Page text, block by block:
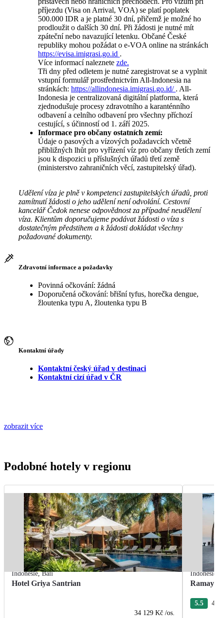
příjezdu (Visa on Arrival, VOA) se platí poplatek
500.000 IDR a je platné 30 dní, přičemž je možné ho
prodloužit o dalších 30 dní. Při žádosti je nutné mít
zpáteční nebo navazující letenku. Občané České
republiky mohou požádat o e-VOA online na stránkách
https://evisa.imigrasi.go.id .
Více informací naleznete zde.
Tři dny před odletem je nutné zaregistrovat se a vyplnit
vstupní formulář prostřednictvím All-Indonesia na
stránkách: https://allindonesia.imigrasi.go.id/ . All-
Indonesia je centralizovaná digitální platforma, která
zjednodušuje procesy zdravotního a karanténního
odbavení a celního odbavení pro všechny příchozí
cestující, s účinností od 1. září 2025.
Informace pro občany ostatních zemí:
Údaje o pasových a vízových požadavcích včetně
přibližných lhůt pro vyřízení víz pro občany třetích zemí
jsou k dispozici u příslušných úřadů třetí země
(ministerstvo zahraničních věcí, zastupitelský úřad).
Udělení víza je plně v kompetenci zastupitelských úřadů, proti
zamítnutí žádosti o jeho udělení není odvolání. Cestovní
kancelář Čedok nenese odpovědnost za případné neudělení
víza. Klientům doporučujeme podávat žádosti o víza s
dostatečným předstihem a k žádosti dokládat všechny
požadované dokumenty.
Zdravotní informace a požadavky
Povinná očkování: žádná
Doporučená očkování: břišní tyfus, horečka dengue,
žloutenka typu A, žloutenka typu B
Kontaktní úřady
Kontaktní český úřad v destinaci
Kontaktní cizí úřad v ČR
zobrazit více
Podobné hotely v regionu
Indonésie,Bali
Hotel Griya Santrian
34 129 Kč /os.
Indonésie
5.5 4